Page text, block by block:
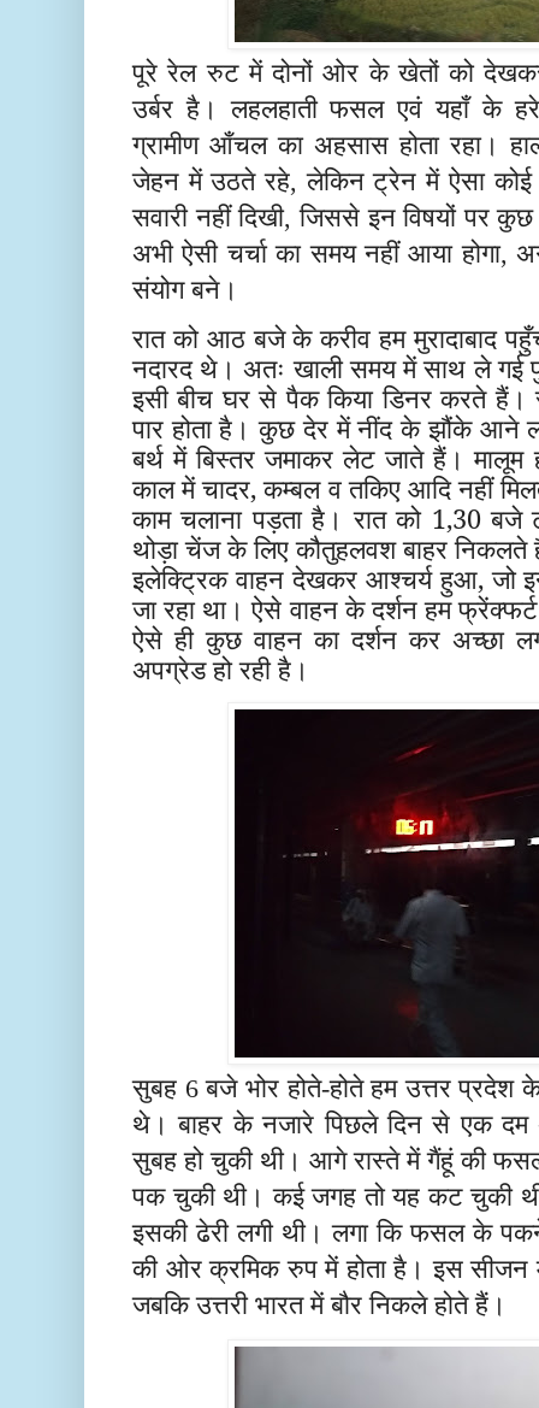
पूरे रेल रुट में दोनों ओर के खेतों को देखकर
उर्बर है। लहलहाती फसल एवं यहाँ के
ग्रामीण आँचल का अहसास होता रहा।
जेहन में उठते रहे, लेकिन ट्रेन में ऐसा कोई
सवारी नहीं दिखी, जिससे इन विषयों पर कुछ
अभी ऐसी चर्चा का समय नहीं आया होगा,
संयोग बने।
रात को आठ बजे के करीव हम मुरादाबाद
नदारद थे। अतः खाली समय में साथ ले गई
इसी बीच घर से पैक किया डिनर करते
पार होता है। कुछ देर में नींद के झौंके आने
बर्थ में बिस्तर जमाकर लेट जाते हैं।
काल में चादर, कम्बल व तकिए आदि नहीं
काम चलाना पड़ता है। रात को 1,30
थोड़ा चेंज के लिए कौतुहलवश बाहर निकलते
इलेक्ट्रिक वाहन देखकर आश्चर्य हुआ, जो
जा रहा था। ऐसे वाहन के दर्शन हम
ऐसे ही कुछ वाहन का दर्शन कर अच्छा
अपग्रेड हो रही है।
सुबह 6 बजे भोर होते-होते हम उत्तर
थे। बाहर के नजारे पिछले दिन से एक
सुबह हो चुकी थी। आगे रास्ते में गैंहूं की
पक चुकी थी। कई जगह तो यह कट चुकी
इसकी ढेरी लगी थी। लगा कि फसल के पकने
की ओर क्रमिक रुप में होता है। इस सीजन
जबकि उत्तरी भारत में बौर निकले होते हैं।